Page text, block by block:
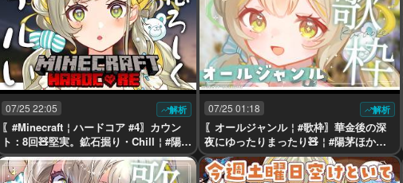
07/25 22:05 解析
〖#Minecraft￤ハードコア #4〗カウン
ト：8回🧸堅実。鉱石掘り・Chill￤#陽茅
ほかほか￤#UniVIRTUAL #Vtuber
07/25 01:18 解析
〖オールジャンル￤#歌枠〗華金後の深
夜にゆったりまったり🧸￤#陽茅ほかほ
か￤#UniVIRTUAL #Vtuber